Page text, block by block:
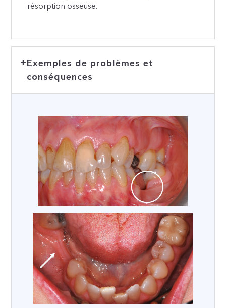
résorption osseuse.
Exemples de problèmes et
conséquences